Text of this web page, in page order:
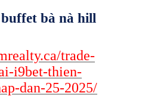
bà nà hill
trade-
i9bet-thien-
dan-25-2025/